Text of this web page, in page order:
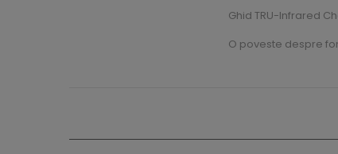
Ghid TRU-Infrared
O poveste despre